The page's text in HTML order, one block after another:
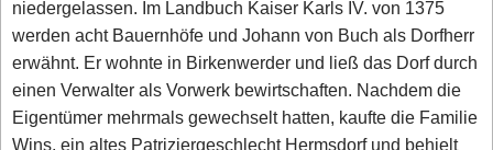
niedergelassen. Im Landbuch Kaiser Karls IV. von 1375
werden acht Bauernhöfe und Johann von Buch als Dorfherr
erwähnt. Er wohnte in Birkenwerder und ließ das Dorf durch
einen Verwalter als Vorwerk bewirtschaften. Nachdem die
Eigentümer mehrmals gewechselt hatten, kaufte die Familie